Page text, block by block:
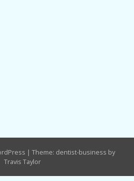
| Theme: dentist-business by
Travis Taylor